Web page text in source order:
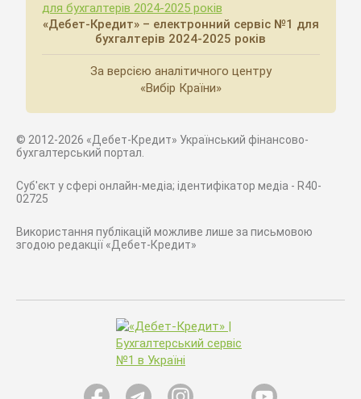
«Дебет-Кредит» – електронний сервіс №1 для
бухгалтерів 2024-2025 років
За версією аналітичного центру
«Вибір Країни»
© 2012-2026 «Дебет-Кредит» Український фінансово-
бухгалтерський портал.
Суб'єкт у сфері онлайн-медіа; ідентифікатор медіа - R40-
02725
Використання публікацій можливе лише за письмовою
згодою редакції «Дебет-Кредит»